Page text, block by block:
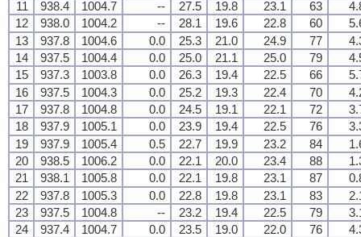
11
938.4 1004.7 -- 27.5 19.8 23.1 63
12
938.0 1004.2 -- 28.1 19.6 22.8 60
13
937.8 1004.6 0.0 25.3 21.0 24.9 77
14
937.5 1004.4 0.0 25.0 21.1 25.0 79
15
937.3 1003.8 0.0 26.3 19.4 22.5 66
16
937.5 1004.3 0.0 25.2 19.3 22.4 70
17
937.8 1004.8 0.0 24.5 19.1 22.1 72
18
937.9 1005.1 0.0 23.9 19.4 22.5 76
19
937.9 1005.4 0.5 22.7 19.9 23.2 84
20
938.5 1006.2 0.0 22.1 20.0 23.4 88
21
938.1 1005.8 0.0 22.1 19.8 23.1 87
22
937.8 1005.3 0.0 22.8 19.8 23.1 83
23
937.5 1004.8 -- 23.2 19.4 22.5 79
24
937.4 1004.7 0.0 23.5 19.0 22.0 76